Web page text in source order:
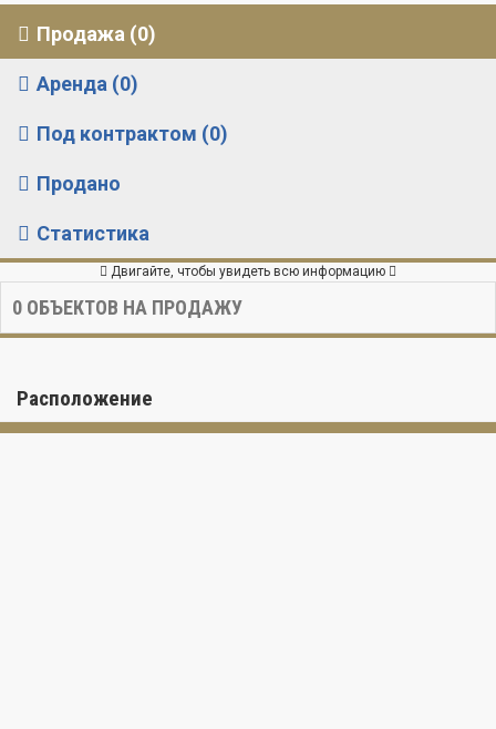
Продажа (0)
Аренда (0)
Под контрактом (0)
Продано
Статистика
Двигайте, чтобы увидеть всю информацию
0 ОБЪЕКТОВ НА ПРОДАЖУ
Расположение